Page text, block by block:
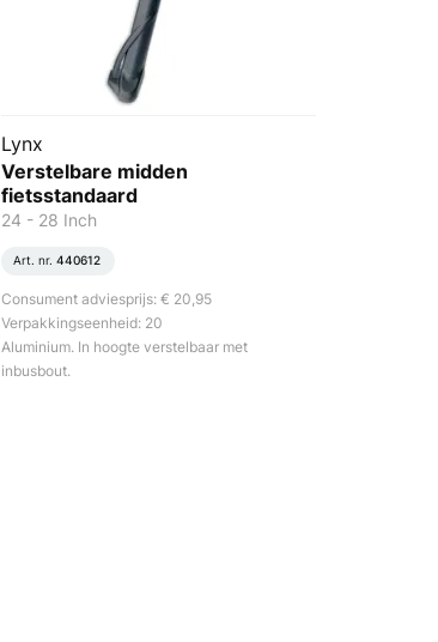
Lynx
Verstelbare midden
fietsstandaard
24 - 28 Inch
Art. nr.440612
Consument adviesprijs: € 20,95
Verpakkingseenheid: 20
Aluminium. In hoogte verstelbaar met
inbusbout.